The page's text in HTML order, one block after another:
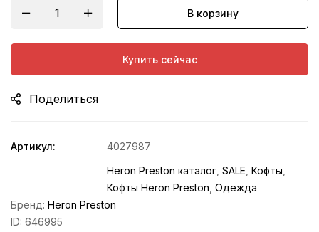
В корзину
Купить сейчас
Поделиться
Артикул:
4027987
Heron Preston каталог SALE Кофты
Кофты Heron Preston Одежда
Бренд: Heron Preston
ID: 646995